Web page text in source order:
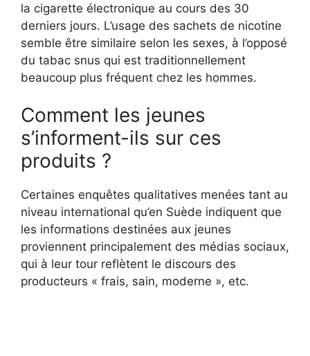
la cigarette électronique au cours des 30
derniers jours. L’usage des sachets de nicotine
semble être similaire selon les sexes, à l’opposé
du tabac snus qui est traditionnellement
beaucoup plus fréquent chez les hommes.
Comment les jeunes
s’informent-ils sur ces
produits ?
Certaines enquêtes qualitatives menées tant au
niveau international qu’en Suède indiquent que
les informations destinées aux jeunes
proviennent principalement des médias sociaux,
qui à leur tour reflètent le discours des
producteurs « frais, sain, moderne », etc.